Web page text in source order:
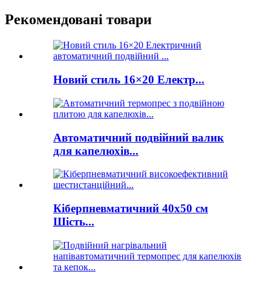
Рекомендовані товари
Новий стиль 16×20 Електр...
Автоматичний подвійний валик
для капелюхів...
Кіберпневматичний 40x50 см
Шість...